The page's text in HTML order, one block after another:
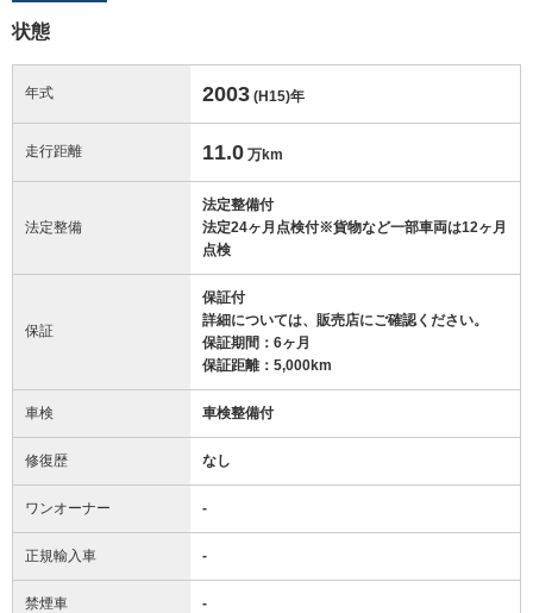
状態
年式 2003 (H15)年
走行距離 11.0 万km
法定整備
法定整備付
法定24ヶ月点検付※貨物など一部車両は12ヶ月
点検
保証
保証付
詳細については、販売店にご確認ください。
保証期間：6ヶ月
保証距離：5,000km
車検 車検整備付
修復歴 なし
ワンオーナー -
正規輸入車 -
禁煙車 -